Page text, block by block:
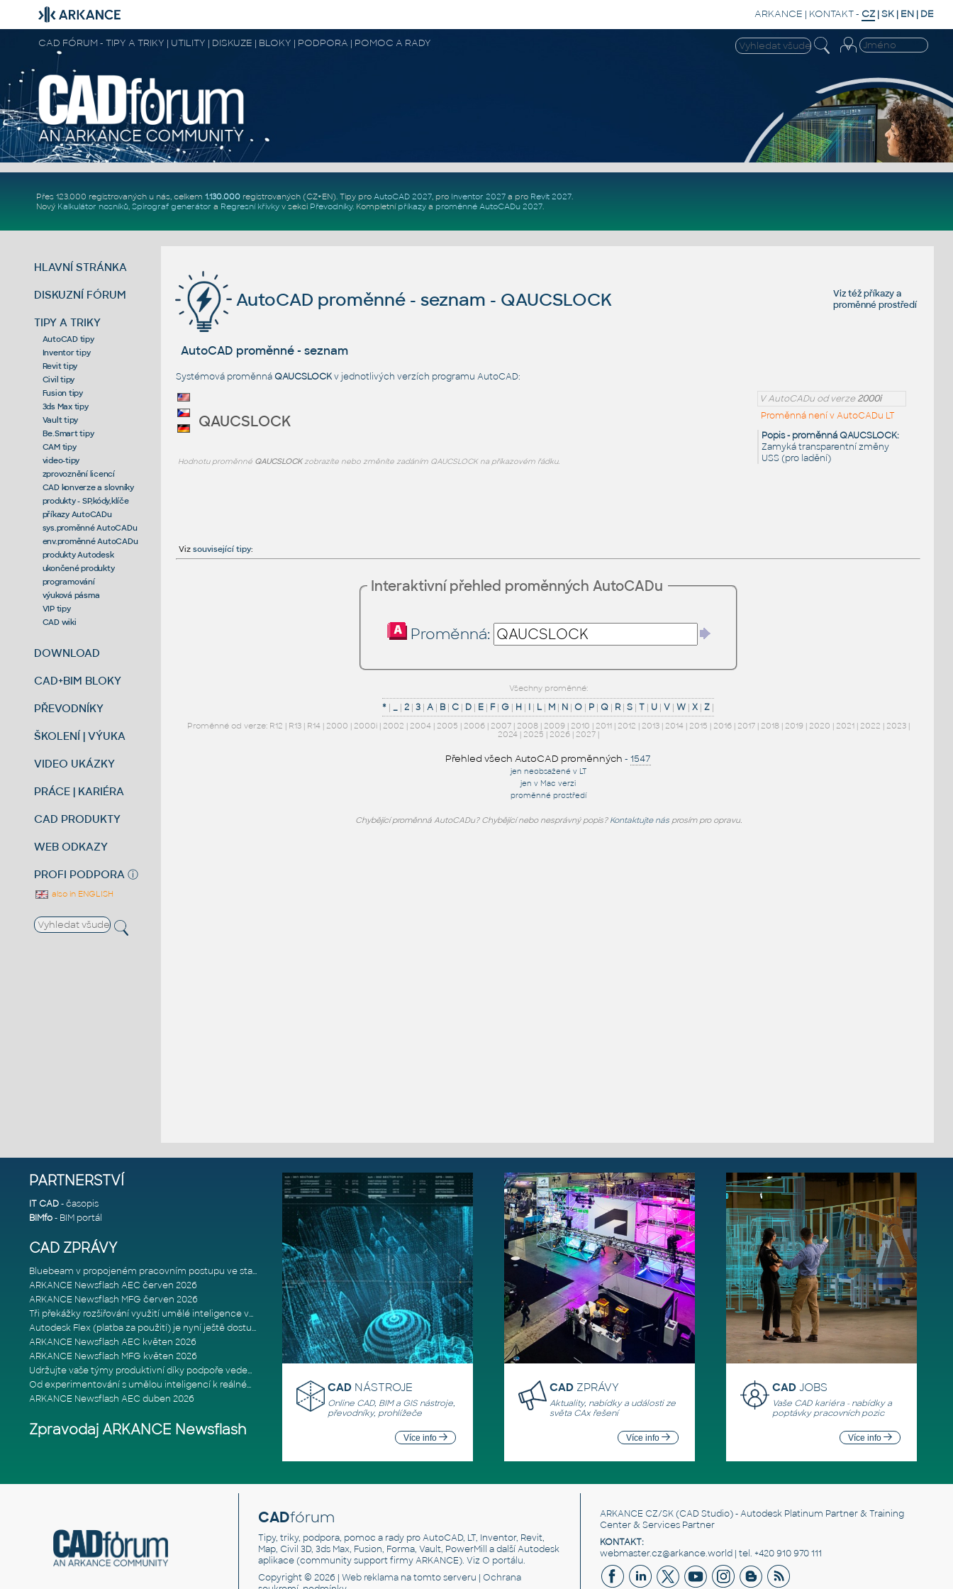
ARKANCE | KONTAKT- CZ |SK | EN | DE
CAD FÓRUM - TIPY A TRIKY | UTILITY | DISKUZE | BLOKY | PODPORA | POMOC A RADY
Přes 123.000 registrovaných u nás, celkem 1.130.000registrovaných (CZ+EN). Tipy pro AutoCAD 2027, pro Inventor 2027a pro Revit 2027.
Nový Kalkulátor nosníků, Spirograf generátor a Regresní křivkyv sekci Převodníky. Kompletní příkazya proměnné AutoCADu 2027.
HLAVNÍ STRÁNKA
DISKUZNÍ FÓRUM
TIPY A TRIKY
AutoCAD tipy
Inventor tipy
Revit tipy
Civil tipy
Fusion tipy
3ds Max tipy
Vault tipy
Be.Smart tipy
CAM tipy
video-tipy
zprovoznění licencí
CAD konverze a slovníky
produkty - SP,kódy,klíče
příkazy AutoCADu
sys.proměnné AutoCADu
env.proměnné AutoCADu
produkty Autodesk
ukončené produkty
programování
výuková pásma
VIP tipy
CAD wiki
DOWNLOAD
CAD+BIM BLOKY
PŘEVODNÍKY
ŠKOLENÍ | VÝUKA
VIDEO UKÁZKY
PRÁCE | KARIÉRA
CAD PRODUKTY
WEB ODKAZY
PROFI PODPORA ⓘ
also in ENGLISH
Viz téžpříkazya
proměnné prostředí
AutoCAD proměnné - seznam - QAUCSLOCK
AutoCAD proměnné - seznam
Systémová proměnnáQAUCSLOCKv jednotlivých verzích programu AutoCAD:
V AutoCADu od verze2000i
Proměnná není v AutoCADu LT
Popis - proměnná QAUCSLOCK:
Zamyká transparentní změny
USS (pro ladění)
QAUCSLOCK
Hodnotu proměnné QAUCSLOCKzobrazíte nebo změníte zadáním QAUCSLOCK na příkazovém řádku.
Viz související tipy:
Interaktivní přehled proměnných AutoCADu
Proměnná:
Všechny proměnné:
* | _ |2 |3 |A | B |C | D | E | F|G | H | I | L | M | N |O | P |Q | R |S |T | U |V |W |X |Z |
Proměnné od verze: R12 | R13| R14| 2000 | 2000i| 2002 | 2004| 2005 | 2006| 2007| 2008| 2009| 2010 | 2011| 2012 | 2013| 2014| 2015 | 2016| 2017| 2018| 2019| 2020 | 2021| 2022 | 2023|
2024| 2025 | 2026| 2027|
Přehled všech AutoCAD proměnných -1547
jen neobsažené v LT
jen v Mac verzi
proměnné prostředí
Chybějící proměnná AutoCADu? Chybějící nebo nesprávný popis? Kontaktujte násprosím pro opravu.
PARTNERSTVÍ
IT CAD- časopis
BIMfo- BIM portál
CAD ZPRÁVY
Bluebeam v propojeném pracovním postupu ve stavebnictví: Proč je int
ARKANCE Newsflash AEC červen 2026
ARKANCE Newsflash MFG červen 2026
Tři překážky rozšiřování využití umělé inteligence ve stavebním prům
Autodesk Flex (platba za použití) je nyní ještě dostupnější
ARKANCE Newsflash AEC květen 2026
ARKANCE Newsflash MFG květen 2026
Udržujte vaše týmy produktivní díky podpoře vedené odborníky
Od experimentování s umělou inteligencí k reálnému dopadu na podniká
ARKANCE Newsflash AEC duben 2026
Zpravodaj ARKANCE Newsflash
CAD NÁSTROJE
Online CAD, BIM a GIS nástroje,
převodníky, prohlížeče
Více info
CAD ZPRÁVY
Aktuality, nabídky a události ze
světa CAx řešení
Více info
CADJOBS
Vaše CAD kariéra - nabídky a
poptávky pracovních pozic
Více info
CADfórum
Tipy, triky, podpora, pomoc a rady pro AutoCAD, LT, Inventor, Revit,
Map, Civil 3D, 3ds Max, Fusion, Forma, Vault, PowerMill a další Autodesk
aplikace (community support firmy ARKANCE). Viz O portálu.
Copyright © 2026 | Web reklamana tomto serveru | Ochrana
ARKANCE CZ/SK(CAD Studio) - Autodesk Platinum Partner & Training
Center & Services Partner
KONTAKT:
webmaster.cz@arkance.world | tel. +420 910 970 111